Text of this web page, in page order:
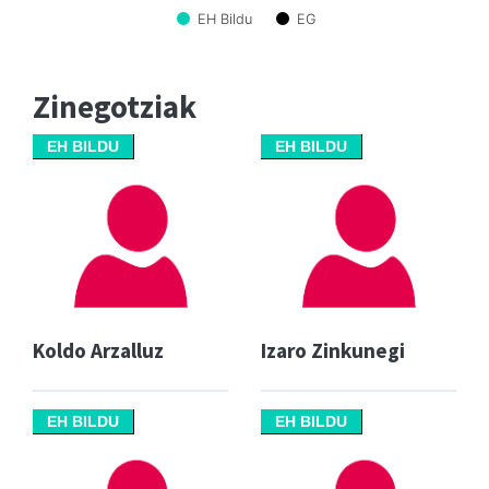
EH Bildu EG
Zinegotziak
EH BILDU
Koldo Arzalluz
EH BILDU
Izaro Zinkunegi
EH BILDU EH BILDU